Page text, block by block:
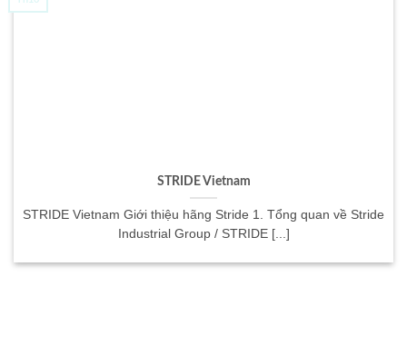
STRIDE Vietnam
STRIDE Vietnam Giới thiệu hãng Stride 1. Tổng quan về Stride
Industrial Group / STRIDE [...]